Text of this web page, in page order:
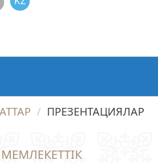
ПРЕЗЕНТАЦИЯЛАР